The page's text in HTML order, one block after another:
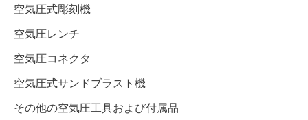
空気圧式彫刻機
空気圧レンチ
空気圧コネクタ
空気圧式サンドブラスト機
その他の空気圧工具および付属品